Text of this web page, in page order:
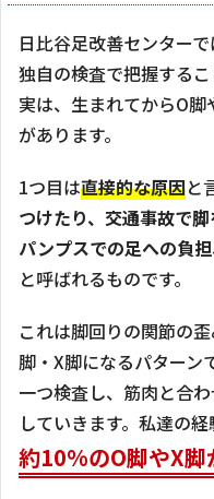
日比谷足改善センター
独自の検査で把握するこ
実は、生まれてからO脚
があります。
1つ目は直接的な原因と
つけたり、交通事故で
パンプスでの足への負担
と呼ばれるものです。
これは脚回りの関節の
脚・X脚になるパターン
一つ検査し、筋肉と合
していきます。私達の経
約10%のO脚やX脚